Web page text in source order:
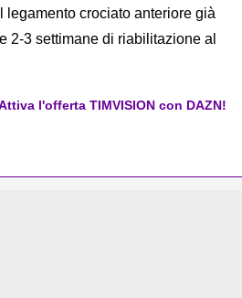
crociato anteriore già
2-3 settimane di riabilitazione al
l'offerta TIMVISION con DAZN!